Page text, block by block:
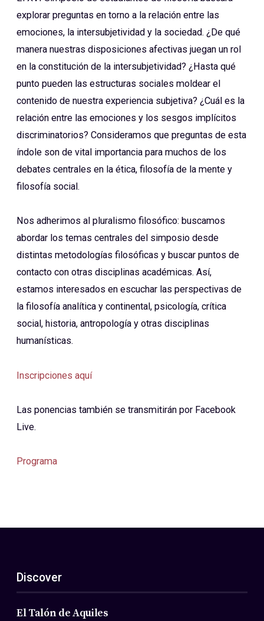
explorar preguntas en torno a la relación entre las
emociones, la intersubjetividad y la sociedad. ¿De qué
manera nuestras disposiciones afectivas juegan un rol
en la constitución de la intersubjetividad? ¿Hasta qué
punto pueden las estructuras sociales moldear el
contenido de nuestra experiencia subjetiva? ¿Cuál es la
relación entre las emociones y los sesgos implícitos
discriminatorios? Consideramos que preguntas de esta
índole son de vital importancia para muchos de los
debates centrales en la ética, filosofía de la mente y
filosofía social.
Nos adherimos al pluralismo filosófico: buscamos
abordar los temas centrales del simposio desde
distintas metodologías filosóficas y buscar puntos de
contacto con otras disciplinas académicas. Así,
estamos interesados en escuchar las perspectivas de
la filosofía analítica y continental, psicología, crítica
social, historia, antropología y otras disciplinas
humanísticas.
Inscripciones aquí
Las ponencias también se transmitirán por Facebook
Live.
Programa
Discover
El Talón de Aquiles